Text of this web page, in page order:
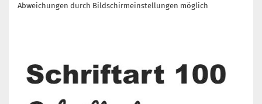
Abweichungen durch Bildschirmeinstellungen möglich